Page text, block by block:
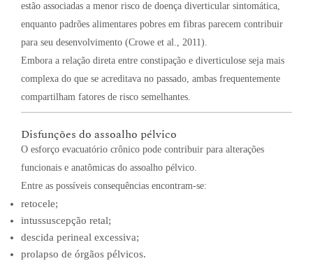
estão associadas a menor risco de doença diverticular sintomática,
enquanto padrões alimentares pobres em fibras parecem contribuir
para seu desenvolvimento (Crowe et al., 2011).
Embora a relação direta entre constipação e diverticulose seja mais
complexa do que se acreditava no passado, ambas frequentemente
compartilham fatores de risco semelhantes.
Disfunções do assoalho pélvico
O esforço evacuatório crônico pode contribuir para alterações
funcionais e anatômicas do assoalho pélvico.
Entre as possíveis consequências encontram-se:
retocele;
intussuscepção retal;
descida perineal excessiva;
prolapso de órgãos pélvicos.